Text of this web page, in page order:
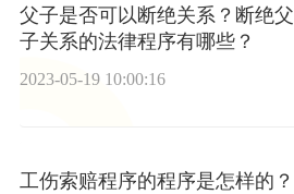
父子是否可以断绝关系？断绝父
子关系的法律程序有哪些？
2023-05-19 10:00:16
工伤索赔程序的程序是怎样的？